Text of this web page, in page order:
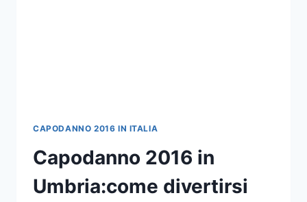
CAPODANNO 2016 IN ITALIA
Capodanno 2016 in
Umbria:come divertirsi